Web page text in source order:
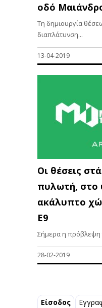
οδό
Τη δημιουργία
διαπλάτυνση...
13-04-2019
Οι θέσεις
πυλωτή, στο
ακάλυπτο
Ε9
Σήμερα η πρόβλεψη
28-02-2019
Είσοδος